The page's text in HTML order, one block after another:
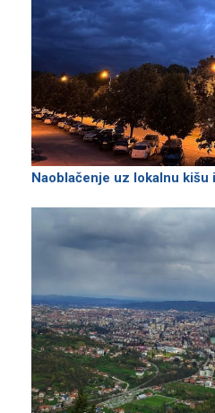
Naoblačenje uz lokalnu kišu